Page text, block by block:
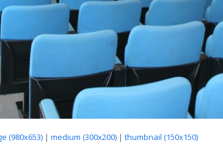
(980x653) | medium (300x200) | thumbnail (150x150)